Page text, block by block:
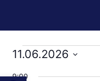
Događaji
11.06.2026
9:00